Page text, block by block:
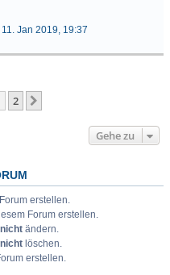
11. Jan 2019, 19:37
2
Gehe zu
erstellen.
Forum erstellen.
nicht ändern.
nicht löschen.
erstellen.